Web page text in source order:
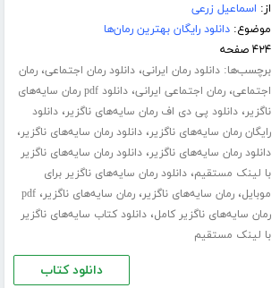
از: اسماعیل زرعی
موضوع:دانلود رایگان بهترین رمان‌ها
۴۲۴ صفحه
برچسب‌ها:دانلود رمان ایرانی،دانلود رمان اجتماعی،رمان
اجتماعی،رمان اجتماعی ایرانی،
دانلود pdf رمان سایه‌های
ناگزیر،دانلود پی دی اف رمان سایه‌های ناگزیر،دانلود
رایگان رمان سایه‌های ناگزیر،دانلود رمان سایه‌های ناگزیر،
دانلود رمان سایه‌های ناگزیر،دانلود رمان سایه‌های ناگزیر
با لینک مستقیم،دانلود رمان سایه‌های ناگزیر برای
موبایل،رمان سایه‌های ناگزیر،رمان سایه‌های ناگزیر،pdf
رمان سایه‌های ناگزیر کامل،دانلود کتاب سایه‌های ناگزیر
با لینک مستقیم
دانلود کتاب